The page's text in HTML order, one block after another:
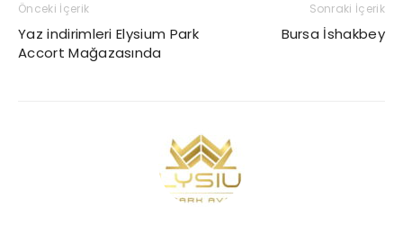
Önceki İçerik
Yaz indirimleri Elysium Park
Accort Mağazasında
Sonraki İçerik
Bursa İshakbey